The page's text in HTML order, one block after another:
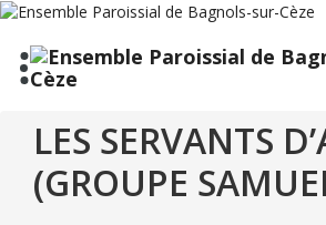
Aller
contenu
LES SERVANTS
(GROUPE